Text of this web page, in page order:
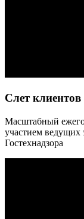
Слет
Масштабный
участием ведущих
Гостехнадзора